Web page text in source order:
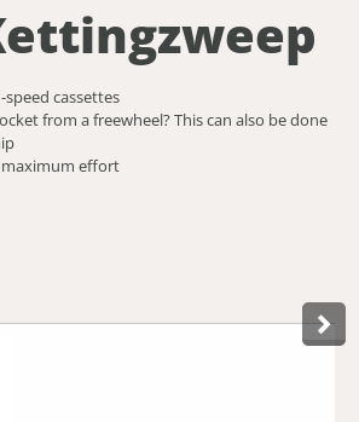
Nederlands
speed cassettes
from a freewheel? This can also be done
effort